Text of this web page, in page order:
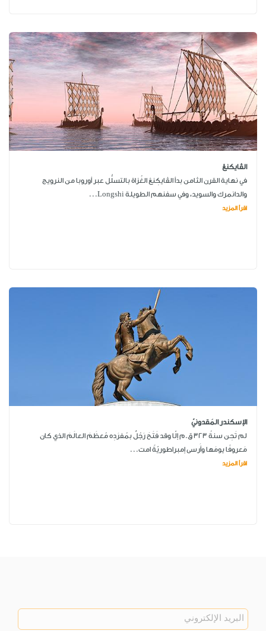
الڤايكنڠ
في نهاية القرن الثامن بدأ الڤايكِنڠ الغُزاة بالتسلُّل عبر أوروبا من النرويج
والدانمرك والسويد، وفي سفنهم الطويلة Longshi...
اقرأ المزيد
الإسكندر المَقدونيّ
لم تَحِن سنةُ 323 ق.م إلّا وقد فَتَحَ رَجُلٌ بمُفرَدِه مُعظَمَ العالَمَ الذي كان
مَعروفًا يومَها وأَرسى إمبراطوريّةً امت...
اقرأ المزيد